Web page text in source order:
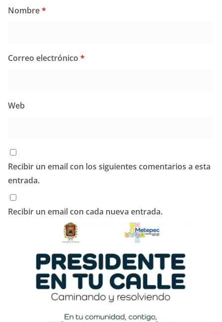
Nombre*
Correo electrónico *
Web
Recibir un email con los siguientes comentarios a esta
entrada.
Recibir un email con cada nueva entrada.